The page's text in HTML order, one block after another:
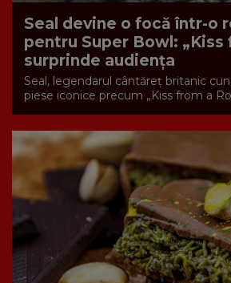
Seal devine o focă într-o
pentru Super Bowl: „Kiss
surprinde audiența
Seal, legendarul cântăreț britanic
piese iconice precum „Kiss from a